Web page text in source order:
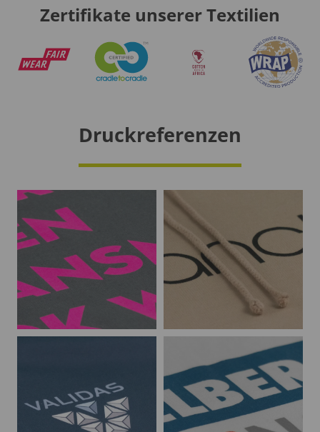
Zertifikate unserer Textilien
Druckreferenzen